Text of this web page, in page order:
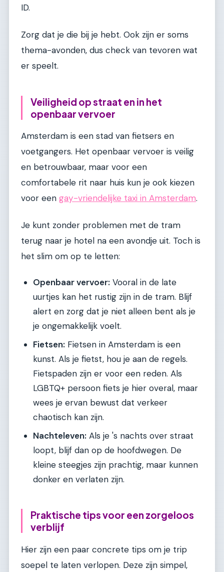
ID.
Zorg dat je die bij je hebt. Ook zijn er soms
thema-avonden, dus check van tevoren wat
er speelt.
Veiligheid op straat en in het
openbaar vervoer
Amsterdam is een stad van fietsers en
voetgangers. Het openbaar vervoer is veilig
en betrouwbaar, maar voor een
comfortabele rit naar huis kun je ook kiezen
voor een gay-vriendelijke taxi in Amsterdam.
Je kunt zonder problemen met de tram
terug naar je hotel na een avondje uit. Toch is
het slim om op te letten:
Openbaar vervoer: Vooral in de late
uurtjes kan het rustig zijn in de tram. Blijf
alert en zorg dat je niet alleen bent als je
je ongemakkelijk voelt.
Fietsen: Fietsen in Amsterdam is een
kunst. Als je fietst, hou je aan de regels.
Fietspaden zijn er voor een reden. Als
LGBTQ+ persoon fiets je hier overal, maar
wees je ervan bewust dat verkeer
chaotisch kan zijn.
Nachteleven: Als je 's nachts over straat
loopt, blijf dan op de hoofdwegen. De
kleine steegjes zijn prachtig, maar kunnen
donker en verlaten zijn.
Praktische tips voor een zorgeloos
verblijf
Hier zijn een paar concrete tips om je trip
soepel te laten verlopen. Deze zijn simpel,